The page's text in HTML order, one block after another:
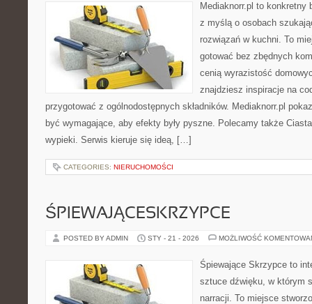
Mediaknorr.pl to konkretny
z myślą o osobach
rozwiązań w kuchni. To
gotować bez zbędnych
cenią wyrazistość
znajdziesz inspiracje na
przygotować z ogólnodostępnych składników. Mediaknorr.pl
być wymagające, aby efekty były pyszne. Polecamy także
wypieki. Serwis kieruje się ideą, […]
CATEGORIES: NIERUCHOMOŚCI
ŚPIEWAJĄCESKRZYPCE
POSTED BY ADMIN STY - 21 - 2026 MOŻLIWOŚĆ
Śpiewające Skrzypce to
sztuce dźwięku, w którym
narracji. To miejsce